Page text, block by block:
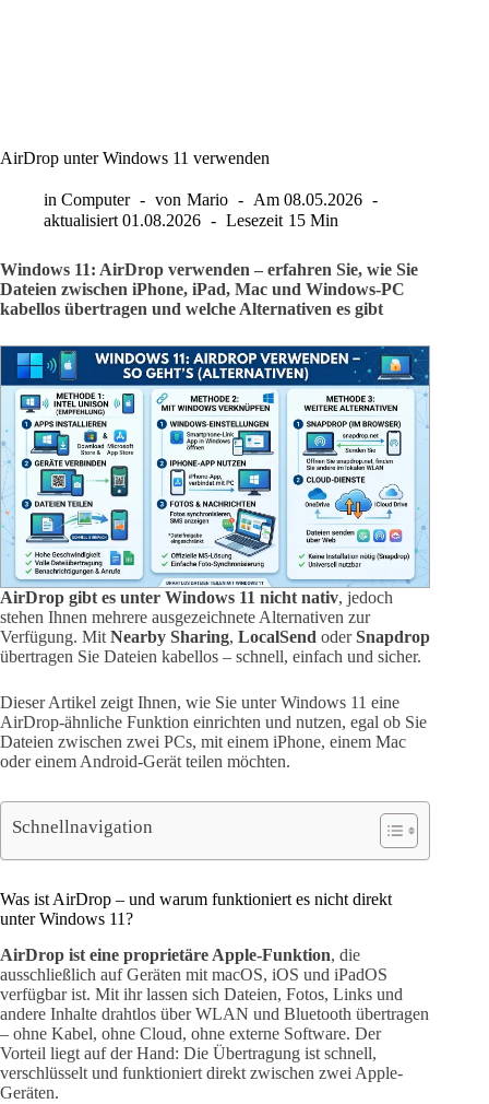
AirDrop unter Windows 11 verwenden
in Computer von Mario Am 08.05.2026
aktualisiert 01.08.2026 Lesezeit 15 Min
Windows 11: AirDrop verwenden – erfahren Sie, wie Sie
Dateien zwischen iPhone, iPad, Mac und Windows-PC
kabellos übertragen und welche Alternativen es gibt
AirDrop gibt es unter Windows 11 nicht nativ, jedoch
stehen Ihnen mehrere ausgezeichnete Alternativen zur
Verfügung. Mit Nearby Sharing, LocalSend oderSnapdrop
übertragen Sie Dateien kabellos – schnell, einfach und sicher.
Dieser Artikel zeigt Ihnen, wie Sie unter Windows 11 eine
AirDrop-ähnliche Funktion einrichten und nutzen, egal ob Sie
Dateien zwischen zwei PCs, mit einem iPhone, einem Mac
oder einem Android-Gerät teilen möchten.
Schnellnavigation
Was ist AirDrop – und warum funktioniert es nicht direkt
unter Windows 11?
AirDrop ist eine proprietäre Apple-Funktion, die
ausschließlich auf Geräten mit macOS, iOS und iPadOS
verfügbar ist. Mit ihr lassen sich Dateien, Fotos, Links und
andere Inhalte drahtlos über WLAN und Bluetooth übertragen
– ohne Kabel, ohne Cloud, ohne externe Software. Der
Vorteil liegt auf der Hand: Die Übertragung ist schnell,
verschlüsselt und funktioniert direkt zwischen zwei Apple-
Geräten.